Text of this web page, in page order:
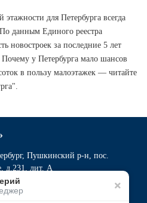
для Петербурга всегда
данным Единого реестра
новостроек за последние 5 лет
у Петербурга мало шансов
в пользу малоэтажек — читайте
Пушкинский р-н, пос.
д.231, лит. А